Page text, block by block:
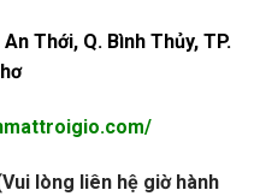
Thới, Q. Bình Thủy, TP.
lòng liên hệ giờ hành